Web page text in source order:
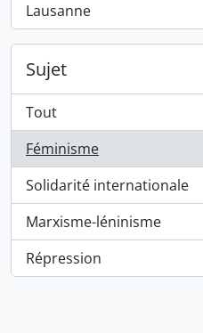
Lausanne
, 1 résultats
Sujet
Tout
Féminisme
, 3 résultats
Solidarité internationale
, 1 résultats
Marxisme-léninisme
, 1 résultats
Répression
, 1 résultats